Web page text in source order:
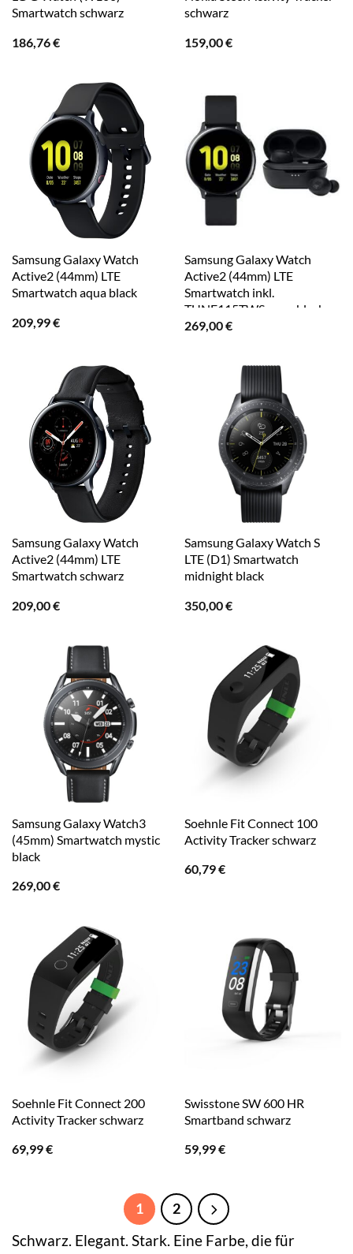
Smartwatch schwarz
186,76€
schwarz
159,00€
Samsung Galaxy Watch
Active2 (44mm) LTE
Smartwatch aqua black
209,99€
Samsung Galaxy Watch
Active2 (44mm) LTE
Smartwatch inkl.
TUNE115TWS aqua black
269,00€
Samsung Galaxy Watch
Active2 (44mm) LTE
Smartwatch schwarz
209,00€
Samsung Galaxy Watch S
LTE (D1) Smartwatch
midnight black
350,00€
Samsung Galaxy Watch3
(45mm) Smartwatch mystic
black
269,00€
Soehnle Fit Connect 100
Activity Tracker schwarz
60,79€
Soehnle Fit Connect 200
Activity Tracker schwarz
69,99€
Swisstone SW 600 HR
Smartband schwarz
59,99€
1 2
Schwarz. Elegant. Stark. Eine Farbe, die für